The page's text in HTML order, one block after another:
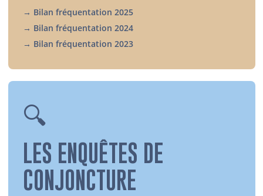
→ Bilan fréquentation 2025
→ Bilan fréquentation 2024
→ Bilan fréquentation 2023
🔍
LES ENQUÊTES DE
CONJONCTURE